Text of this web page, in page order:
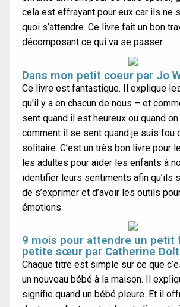
cela est effrayant pour eux car ils ne
quoi s’attendre. Ce livre fait un bon
décomposant ce qui va se passer.
Dans mon petit coeur par Jo
Ce livre est fantastique. Il explique
qu'il y a en chacun de nous – et
sent quand il est heureux ou quand
comment il se sent quand je suis fou
solitaire. C’est un très bon livre pour
les adultes pour aider les enfants à
identifier leurs sentiments afin qu’ils
de s’exprimer et d’avoir les outils
émotions.
9 mois pour attendre un petit
petite sœur par Catherine
Chaque titre est simple sur ce que
un nouveau bébé à la maison. Il
signifie quand un bébé pleure. Et il